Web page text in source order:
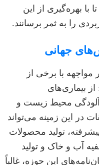
با بهره‌گیری از این
را به ثمر برسانند.
جهانی
با برخی از
بیماری‌های
آلودگی محیط زیست و
در این زمینه می‌تواند
تولید محصولات
آب و خاک و تولید
این حوزه، غالباً